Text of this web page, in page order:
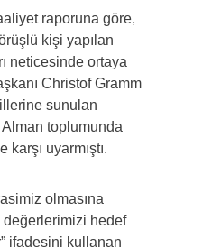
raporuna göre,
kişi yapılan
neticesinde ortaya
Christof Gramm
sunulan
toplumunda
uyarmıştı.
olmasına
değerlerimizi hedef
ifadesini kullanan